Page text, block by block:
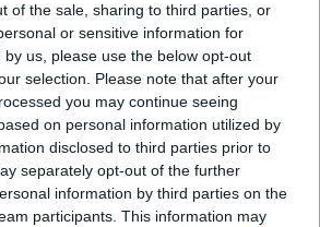
of the sale, sharing to third parties, or
or sensitive information for
us, please use the below opt-out
selection. Please note that after your
you may continue seeing
on personal information utilized by
disclosed to third parties prior to
separately opt-out of the further
information by third parties on the
participants. This information may
interventi importanti e non
di esperienza per colmare
dalle prime posizioni. Molti sperano
accadde dopo l’addio di Antonio
condizioni di partenza sono differenti e il
più complesso".